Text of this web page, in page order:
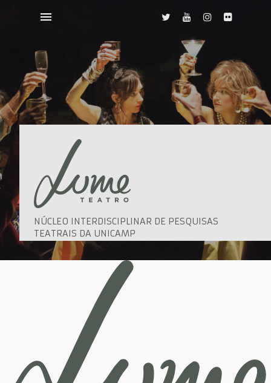
NÚCLEO INTERDISCIPLINAR DE PESQUISAS
TEATRAIS DA UNICAMP